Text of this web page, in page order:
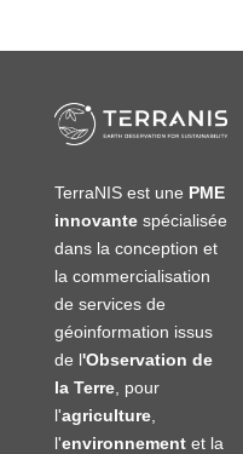
TerraNIS est une PME
innovantespécialisée
dans la conception et
la commercialisation
de services de
géoinformation issus
de l'Observation de
la Terre, pour
l'agriculture,
l'environnementet la